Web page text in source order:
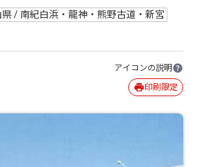
/ 南紀白浜・龍神・熊野古道・新宮
アイコンの説明
印刷限定